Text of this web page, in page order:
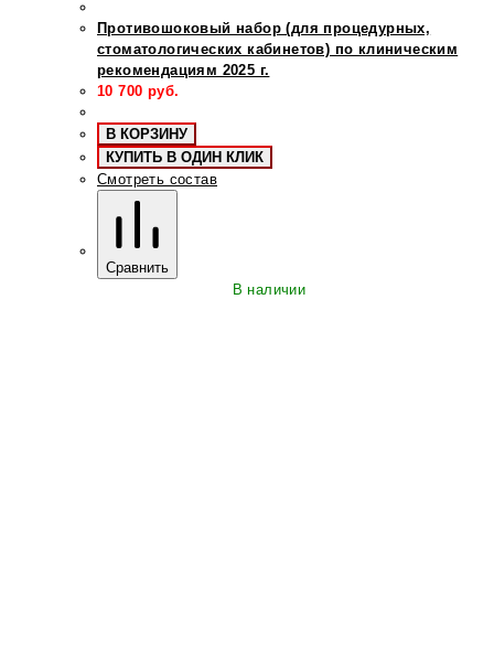
Противошоковый набор (для процедурных,
стоматологических кабинетов) по клиническим
рекомендациям 2025 г.
10 700 руб.
В КОРЗИНУ
КУПИТЬ В ОДИН КЛИК
Смотреть состав
Сравнить
В наличии